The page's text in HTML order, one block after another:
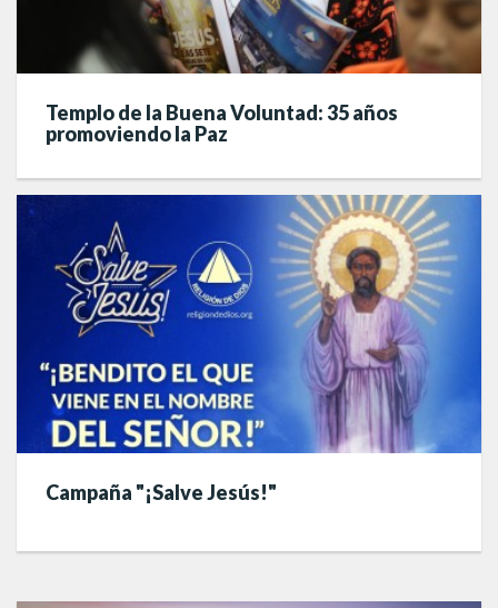
Templo de la Buena Voluntad: 35 años
promoviendo la Paz
Campaña "¡Salve Jesús!"